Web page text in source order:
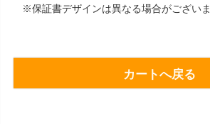
※保証書デザインは異なる場合がございま
カートへ戻る